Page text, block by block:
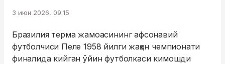
3 июн 2026, 09:15
Бразилия терма жамоасининг афсонавий
футболчиси Пеле 1958 йилги жаҳон чемпионати
финалида кийган ўйин футболкаси кимошди